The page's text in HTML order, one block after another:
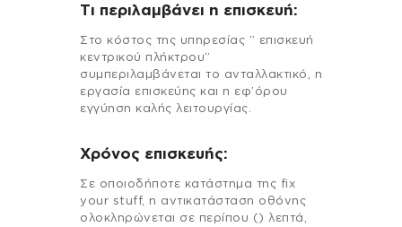
Τι περιλαμβάνει η επισκευή:
Στo κόστος της υπηρεσίας ” επισκευή
κεντρικού πλήκτρου”
συμπεριλαμβάνεται το ανταλλακτικό, η
εργασία επισκεύης και η εφ’όρου
εγγύηση καλής λειτουργίας.
Χρόνος επισκευής:
Σε οποιοδήποτε κατάστημα της fix
your stuff, η αντικατάσταση οθόνης
ολοκληρώνεται σε περίπου () λεπτά,